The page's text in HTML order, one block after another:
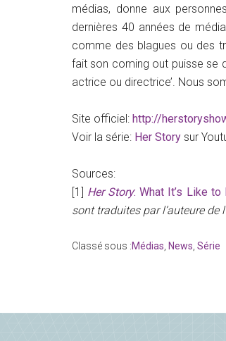
médias, donne aux
dernières 40 années de
comme des blagues ou des
fait son coming out puisse se
actrice ou directrice’. Nous
Site officiel: http://
Voir la série: Her Story sur
Sources:
[1] Her Story: What It’s Like
sont traduites par l’auteure de
Classé sous :Médias News Série